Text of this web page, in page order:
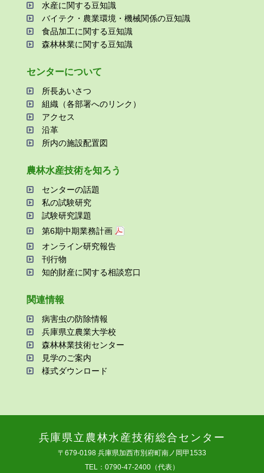
⽔産に関する⾖知識
バイテク・農業環境・機械関係の⾖知識
⾷品加⼯に関する⾖知識
森林林業に関する⾖知識
センターについて
所⻑あいさつ
組織（各部署へのリンク）
アクセス
沿⾰
所内の施設配置図
農林⽔産技術を知ろう
センターの話題
私の試験研究
試験研究課題
第6期中期業務計画
オンライン研究報告
刊⾏物
知的財産に関する相談窓⼝
関連情報
病害⾍の防除情報
兵庫県⽴農業⼤学校
森林林業技術センター
⾒学のご案内
様式ダウンロード
兵庫県⽴農林⽔産技術総合センター
〒679-0198 兵庫県加⻄市別府町南ノ岡甲1533
TEL：0790-47-2400（代表）